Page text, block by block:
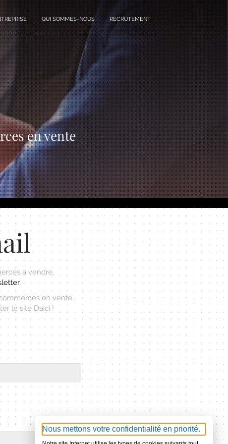
QUI SOMMES-NOUS RECRUTEMENT
en vente
à vendre,
en vente,
le site Daici !
Nous mettons votre confidentialité en priorité.